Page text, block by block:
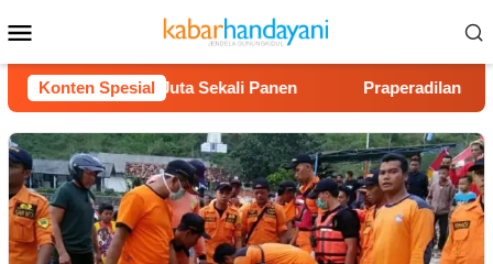
ke
kontenMobile
Konten Spesial
Rp40 Juta Sekali Panen Praperadilan Raudi